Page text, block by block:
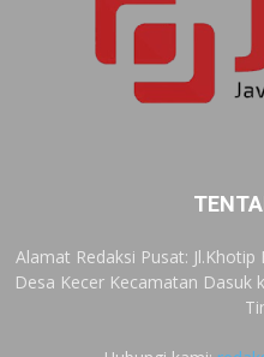
Alamat Redaksi Pusat:
Desa Kecer Kecamatan Dasuk